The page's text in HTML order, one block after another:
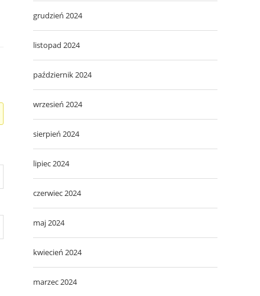
grudzień 2024
listopad 2024
październik 2024
wrzesień 2024
sierpień 2024
lipiec 2024
czerwiec 2024
maj 2024
kwiecień 2024
marzec 2024